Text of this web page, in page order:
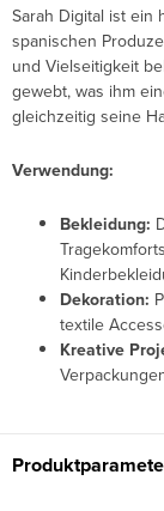
Sarah Digital ist ein
spanischen
und Vielseitigkeit
gewebt, was ihm
gleichzeitig seine
Verwendung:
Bekleidung:
Dekoration:
textile
Kreative